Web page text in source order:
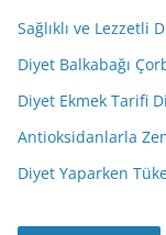
Sağlıklı ve Lezzetli
Diyet Balkabağı
Diyet Ekmek Tarifi
Antioksidanlarla
Diyet Yaparken